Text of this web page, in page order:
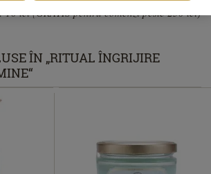
10 lei (GRATIS pentru comenzi peste 230 lei)
ÎN „RITUAL ÎNGRIJIRE